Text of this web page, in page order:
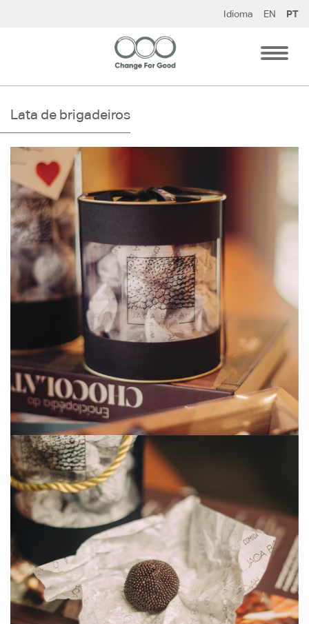
Idioma EN PT
Lata de brigadeiros